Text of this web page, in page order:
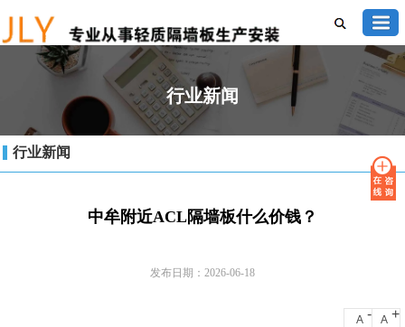
行业新闻
行业新闻
中牟附近ACL隔墙板什么价钱？
发布日期：2026-06-18
A - A +